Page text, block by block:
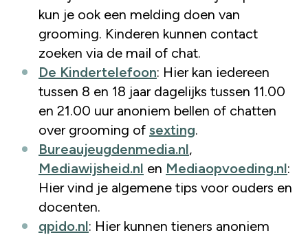
kun je ook een melding doen van
grooming. Kinderen kunnen contact
zoeken via de mail of chat.
De Kindertelefoon: Hier kan iedereen
tussen 8 en 18 jaar dagelijks tussen 11.00
en 21.00 uur anoniem bellen of chatten
over grooming of sexting.
Bureaujeugdenmedia.nl,
Mediawijsheid.nl en Mediaopvoeding.nl:
Hier vind je algemene tips voor ouders en
docenten.
qpido.nl: Hier kunnen tieners anoniem